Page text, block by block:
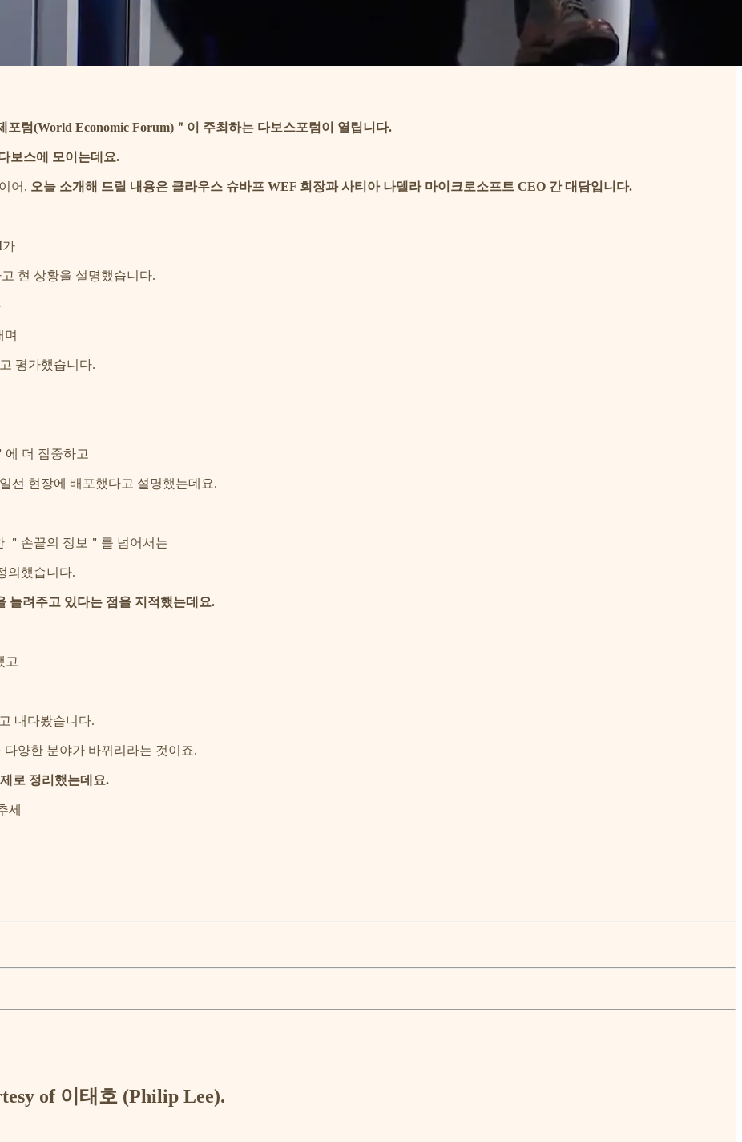
럼(World Economic Forum)＂이 주최하는 다보스포럼이 열립니다.
보스에 모이는데요.
어, 오늘 소개해 드릴 내용은 클라우스 슈바프 WEF 회장과 사티아 나델라 마이크로소프트 CEO 간 대담입니다.
가
현 상황을 설명했습니다.
며
평가했습니다.
에 더 집중하고
선 현장에 배포했다고 설명했는데요.
＂손끝의 정보＂를 넘어서는
의했습니다.
늘려주고 있다는 점을 지적했는데요.
고
내다봤습니다.
양한 분야가 바뀌리라는 것이죠.
로 정리했는데요.
세
of 이태호 (Philip Lee).